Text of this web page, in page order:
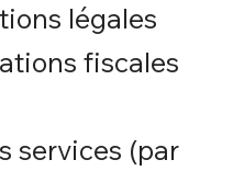
légales
fiscales
services (par